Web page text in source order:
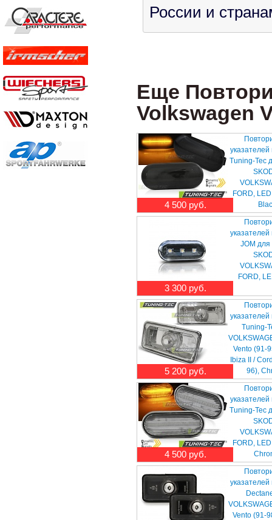
России и
Еще
Volkswagen
4 500 руб.
Tuning-Tec
FORD,
3 300 руб.
JOM для
FORD,
5 200 руб.
Tuning-
Vento (91-
Ibiza II /
96),
4 500 руб.
Tuning-Tec
FORD,
Vento (91-